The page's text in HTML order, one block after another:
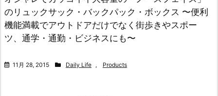
のリュックサック・バックパック・ボックス 〜便利
機能満載でアウトドアだけでなく街歩きやスポー
ツ、通学・通勤・ビジネスにも〜
11月 28, 2015 Daily Life , Products